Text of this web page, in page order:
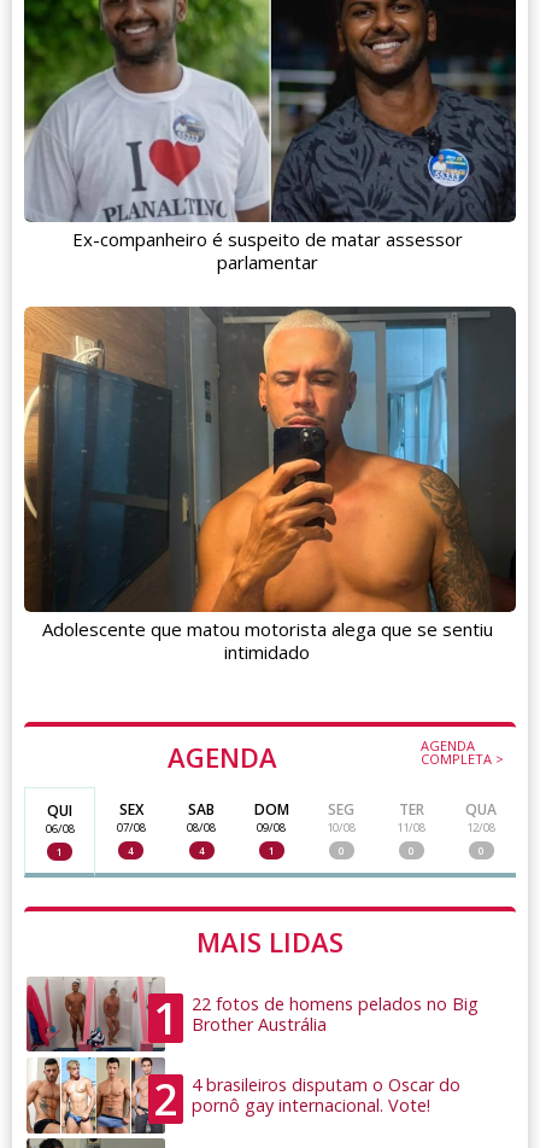
AGENDA AGENDA
COMPLETA >
QUI
06/08
1
SEX
07/08
4
SAB
08/08
4
DOM
09/08
1
SEG
10/08
0
TER
11/08
0
QUA
12/08
0
MAIS LIDAS
1
22 fotos de homens pelados no Big
Brother Austrália
2
4 brasileiros disputam o Oscar do
pornô gay internacional. Vote!
Ex-companheiro é suspeito de matar assessor
parlamentar
Adolescente que matou motorista alega que se sentiu
intimidado